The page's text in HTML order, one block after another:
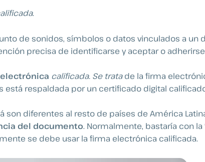
.
de sonidos, símbolos o datos vinculados a un
precisa de identificarse y aceptar o
calificada. Se tratade la firma
respaldada por un certificado digital
diferentes al resto de países de América
del documento. Normalmente, bastaría con
se debe usar la firma electrónica calificada.